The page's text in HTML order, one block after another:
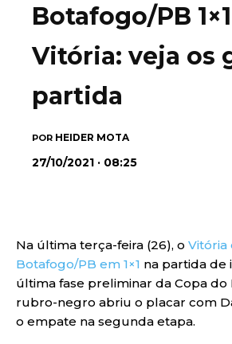
Botafogo/PB 1×1
Vitória: veja os
partida
POR HEIDER MOTA
27/10/2021 · 08:25
Na última terça-feira (26), o Vitória
Botafogo/PB em 1×1 na partida de
última fase preliminar da Copa do
rubro-negro abriu o placar com
o empate na segunda etapa.